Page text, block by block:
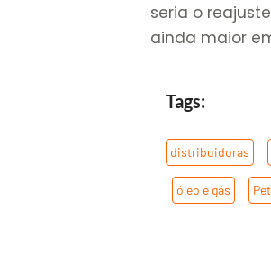
seria o
ainda maior
Tags:
distribuidoras
óleo e gás